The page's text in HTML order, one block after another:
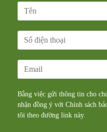
Bằng việc gửi thông tin cho
nhận đồng ý với Chính sách
tôi theo đường link này.